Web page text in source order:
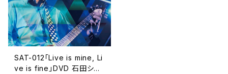
SAT-012「Live is mine, Li
ve is fine」DVD 石田ショ